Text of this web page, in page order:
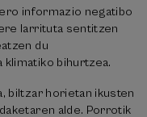
informazio negatibo
larrituta sentitzen
du
bihurtzea.
biltzar horietan ikusten
alde. Porrotik